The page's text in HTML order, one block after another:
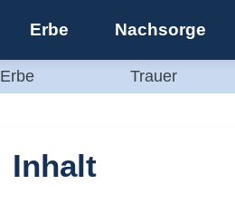
Erbe Nachsorge
Erbe Trauer
Inhalt